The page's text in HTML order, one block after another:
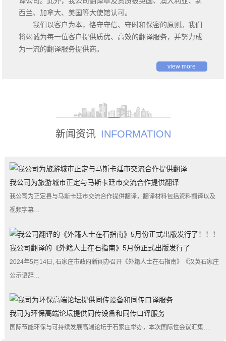
西兰、加拿大、美国等大使馆认可。
我们以客户为本，恪守守信、守时和保密的原则。我们
将竭诚为每一位客户提供质优、高效的翻译服务，并努力成
为一流的翻译服务提供商。
view more
新闻资讯 INFORMATION
我公司为旅游城市正定与马斯卡廷市交流合作提供翻译
我公司为正定县与马斯卡廷市交流合作提供翻译，翻译材料包括资料翻译以及
视频字幕…
我公司翻译的《外籍人士在石指南》5月份正式出版发行了
2024年5月14日, 石家庄市政府新闻办召开《外籍人士在石指南》《汉英石家庄
公示语辞…
我司为环保高端论坛提供同传设备和同传口译服务
国际节能环保与可持续发展高端论坛于石家庄举办，本次国际性会议汇集…